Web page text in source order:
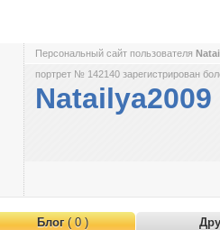
Персональный сайт пользователя
портрет № 142140 зарегистрирован
Natailya2009
Блог( 0 )